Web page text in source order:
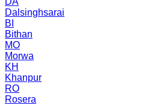
Dalsinghsarai
BI
Bithan
MO
Morwa
KH
Khanpur
RO
Rosera